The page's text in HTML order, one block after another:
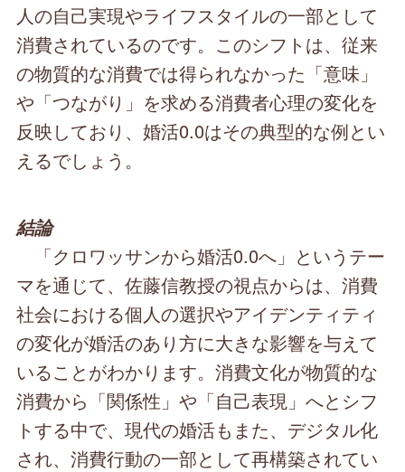
人の自己実現やライフスタイルの一部として
消費されているのです。このシフトは、従来
の物質的な消費では得られなかった「意味」
や「つながり」を求める消費者心理の変化を
反映しており、婚活0.0はその典型的な例とい
えるでしょう。
結論
「クロワッサンから婚活0.0へ」というテー
マを通じて、佐藤信教授の視点からは、消費
社会における個人の選択やアイデンティティ
の変化が婚活のあり方に大きな影響を与えて
いることがわかります。消費文化が物質的な
消費から「関係性」や「自己表現」へとシフ
トする中で、現代の婚活もまた、デジタル化
され、消費行動の一部として再構築されてい